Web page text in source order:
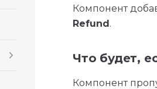
Компонент
Refund.
Что будет,
Компонент